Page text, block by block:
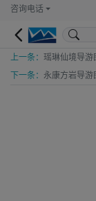
咨询电话
上一条： 瑶琳仙境导游
下一条： 永康方岩导游